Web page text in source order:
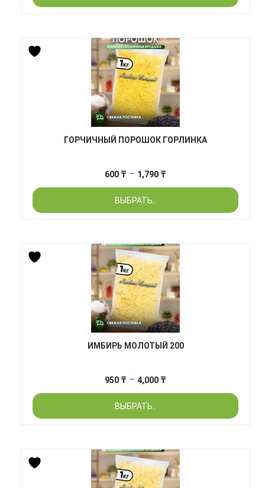
–
ГОРЧИЧНЫЙ ПОРОШОК ГОРЛИНКА
600 ₸ – 1,790 ₸
цен:
–
ВЫБРАТЬ..
ИМБИРЬ МОЛОТЫЙ 200
950 ₸ – 4,000 ₸
цен:
–
ВЫБРАТЬ..